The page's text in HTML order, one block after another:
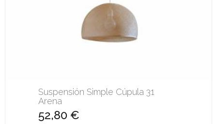
Suspensión Simple Cúpula 31
Arena
52,80 €